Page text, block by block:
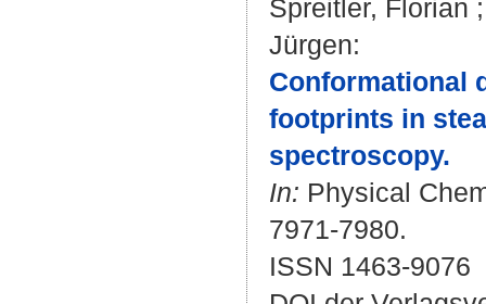
Spreitler, Florian
Jürgen:
Conformational
footprints in
spectroscopy.
In: Physical
7971-7980.
ISSN 1463-9076